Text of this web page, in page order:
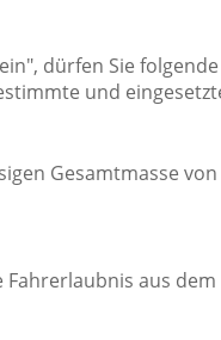
dürfen Sie folgende
und
Gesamtmasse von
aus dem